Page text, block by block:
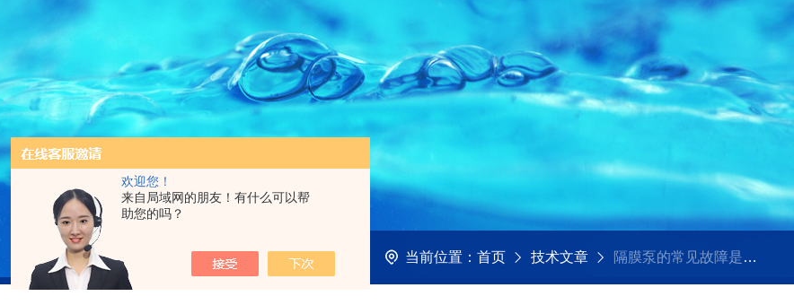
欢迎您！
来自局域网的朋友！有什么可以帮
助您的吗？
当前位置： 首页 技术文章 隔膜泵的常见故障是怎么解决的